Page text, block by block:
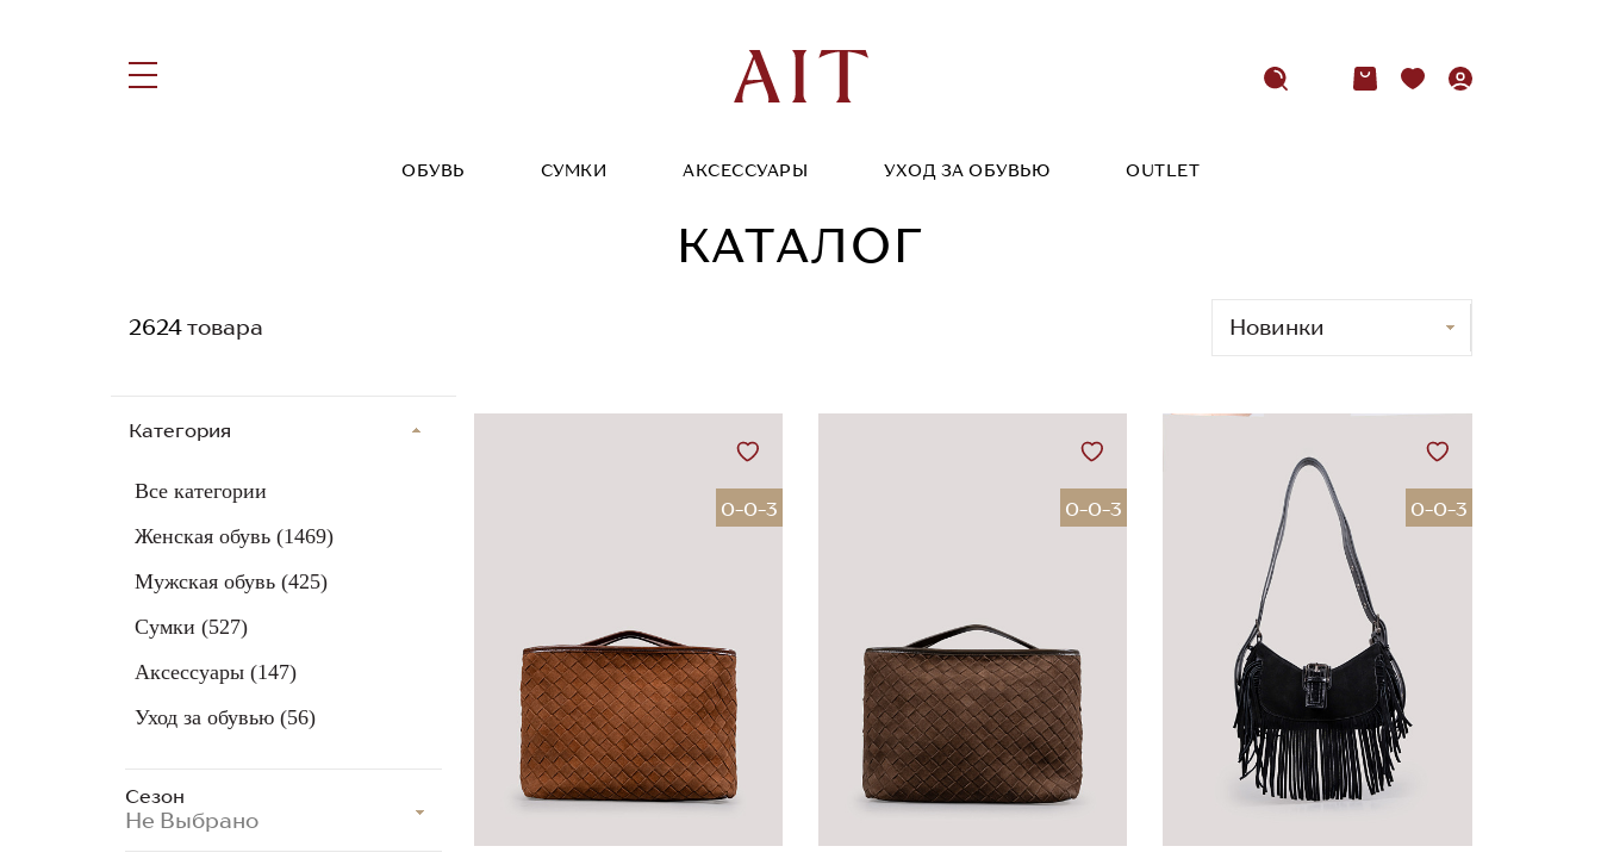
ОБУВЬ СУМКИ АКСЕССУАРЫ УХОД ЗА ОБУВЬЮ OUTLET
КАТАЛОГ
Категория
Все категории
Женская обувь (1469)
Мужская обувь (425)
Сумки (527)
Аксессуары (147)
Уход за обувью (56)
Сезон
Не Выбрано
0-0-3 0-0-3 0-0-3
2624товара